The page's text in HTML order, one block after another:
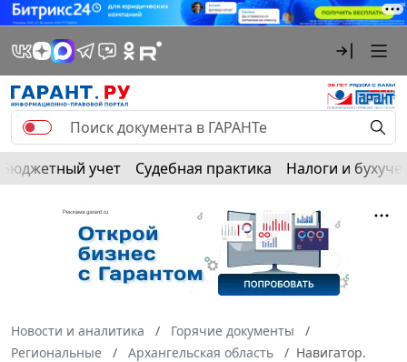
Бюджетный учет Судебная практика Налоги и
Новости и аналитика
Горячие документы
Региональные
Архангельская область
Навигатор.